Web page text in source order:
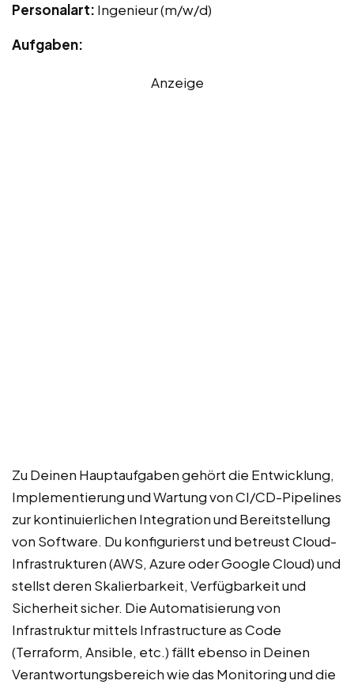
Personalart: Ingenieur (m/w/d)
Aufgaben:
Anzeige
Zu Deinen Hauptaufgaben gehört die Entwicklung,
Implementierung und Wartung von CI/CD-Pipelines
zur kontinuierlichen Integration und Bereitstellung
von Software. Du konfigurierst und betreust Cloud-
Infrastrukturen (AWS, Azure oder Google Cloud) und
stellst deren Skalierbarkeit, Verfügbarkeit und
Sicherheit sicher. Die Automatisierung von
Infrastruktur mittels Infrastructure as Code
(Terraform, Ansible, etc.) fällt ebenso in Deinen
Verantwortungsbereich wie das Monitoring und die